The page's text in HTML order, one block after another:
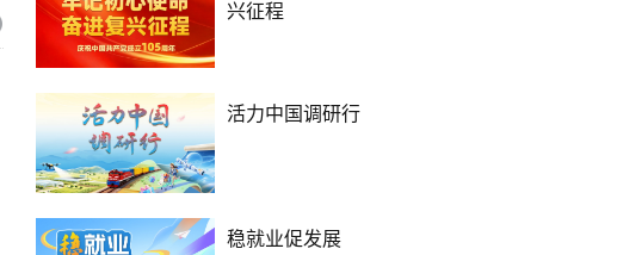
兴征程
活力中国调研行
稳就业促发展